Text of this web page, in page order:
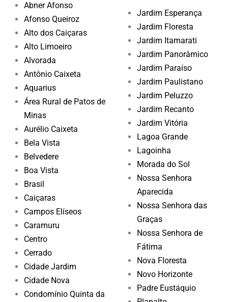
Abner Afonso
Afonso Queiroz
Alto dos Caiçaras
Alto Limoeiro
Alvorada
Antônio Caixeta
Aquarius
Área Rural de Patos de
Minas
Aurélio Caixeta
Bela Vista
Belvedere
Boa Vista
Brasil
Caiçaras
Campos Elíseos
Caramuru
Centro
Cerrado
Cidade Jardim
Cidade Nova
Condomínio Quinta da
Jardim Esperança
Jardim Floresta
Jardim Itamarati
Jardim Panorâmico
Jardim Paraíso
Jardim Paulistano
Jardim Peluzzo
Jardim Recanto
Jardim Vitória
Lagoa Grande
Lagoinha
Morada do Sol
Nossa Senhora
Aparecida
Nossa Senhora das
Graças
Nossa Senhora de
Fátima
Nova Floresta
Novo Horizonte
Padre Eustáquio